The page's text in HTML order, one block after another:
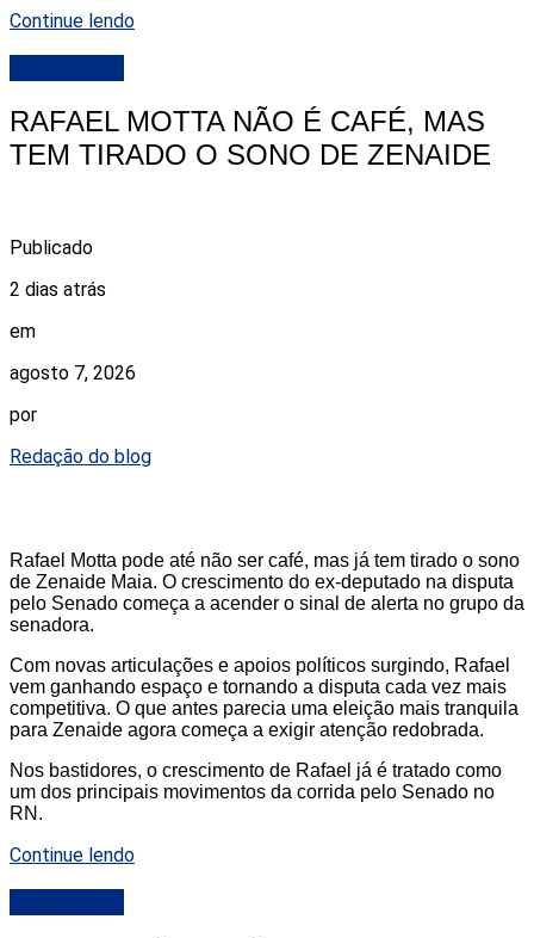
Continue lendo
RAFAEL MOTTA NÃO É CAFÉ, MAS
TEM TIRADO O SONO DE ZENAIDE
Publicado
2 dias atrás
em
agosto 7, 2026
por
Redação do blog
Rafael Motta pode até não ser café, mas já tem tirado o sono
de Zenaide Maia. O crescimento do ex-deputado na disputa
pelo Senado começa a acender o sinal de alerta no grupo da
senadora.
Com novas articulações e apoios políticos surgindo, Rafael
vem ganhando espaço e tornando a disputa cada vez mais
competitiva. O que antes parecia uma eleição mais tranquila
para Zenaide agora começa a exigir atenção redobrada.
Nos bastidores, o crescimento de Rafael já é tratado como
um dos principais movimentos da corrida pelo Senado no
RN.
Continue lendo